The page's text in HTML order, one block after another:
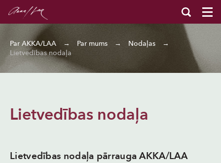
Par AKKA/LAA → Par mums → Nodaļas
→
Lietvedības nodaļa
Lietvedības nodaļa
Lietvedības nodaļa pārrauga AKKA/LAA